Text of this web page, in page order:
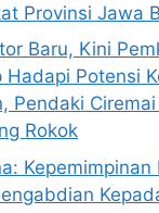
Provinsi Jawa
Baru, Kini
Hadapi Potensi
Pendaki
Rokok
Kepemimpinan